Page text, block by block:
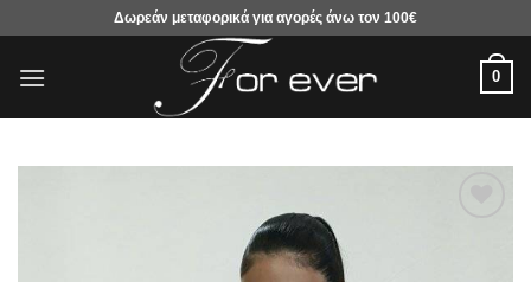
περιεχόμενο
Δωρεάν μεταφορικά για αγορές άνω τον 100€
0